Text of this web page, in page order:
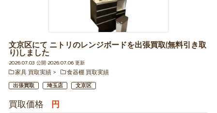
文京区にて ニトリのレンジボードを出張買取(無料引き取
り)しました
2026.07.03 公開 2026.07.06 更新
家具 買取実績
食器棚 買取実績
出張買取 埼玉店 文京区
買取価格 円